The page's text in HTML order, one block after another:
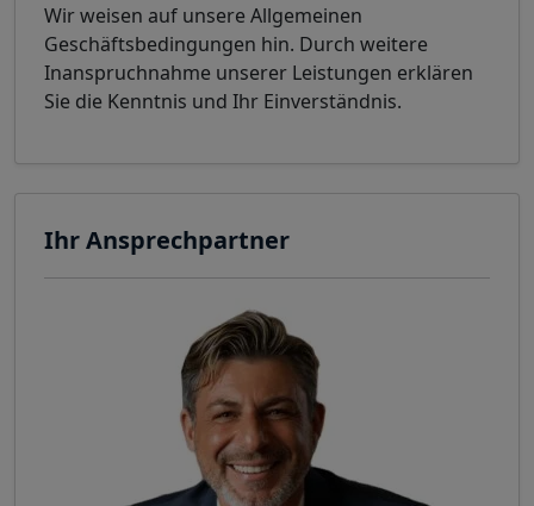
Wir weisen auf unsere Allgemeinen
Geschäftsbedingungen hin. Durch weitere
Inanspruchnahme unserer Leistungen erklären
Sie die Kenntnis und Ihr Einverständnis.
Ihr Ansprechpartner